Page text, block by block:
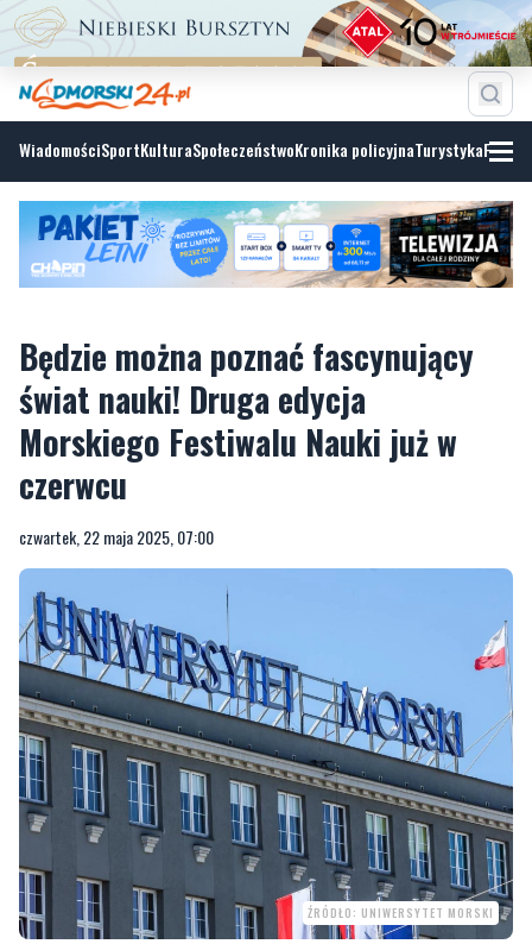
WiadomościSportKulturaSpołeczeństwoKronika policyjnaTurystyka
Będzie można poznać fascynujący
świat nauki! Druga edycja
Morskiego Festiwalu Nauki już w
czerwcu
czwartek, 22 maja 2025, 07:00
ŹRÓDŁO: UNIWERSYTET MORSKI